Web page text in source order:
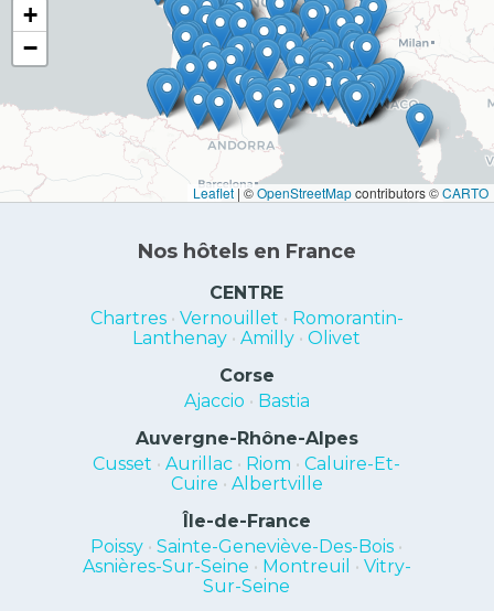
+
−
Leaflet | ©OpenStreetMapcontributors ©CARTO
Nos hôtels en France
CENTRE
Chartres• Vernouillet • Romorantin-
Lanthenay •Amilly •Olivet
Corse
Ajaccio • Bastia
Auvergne-Rhône-Alpes
Cusset •Aurillac • Riom •Caluire-Et-
Cuire • Albertville
Île-de-France
Poissy •Sainte-Geneviève-Des-Bois •
Asnières-Sur-Seine • Montreuil • Vitry-
Sur-Seine